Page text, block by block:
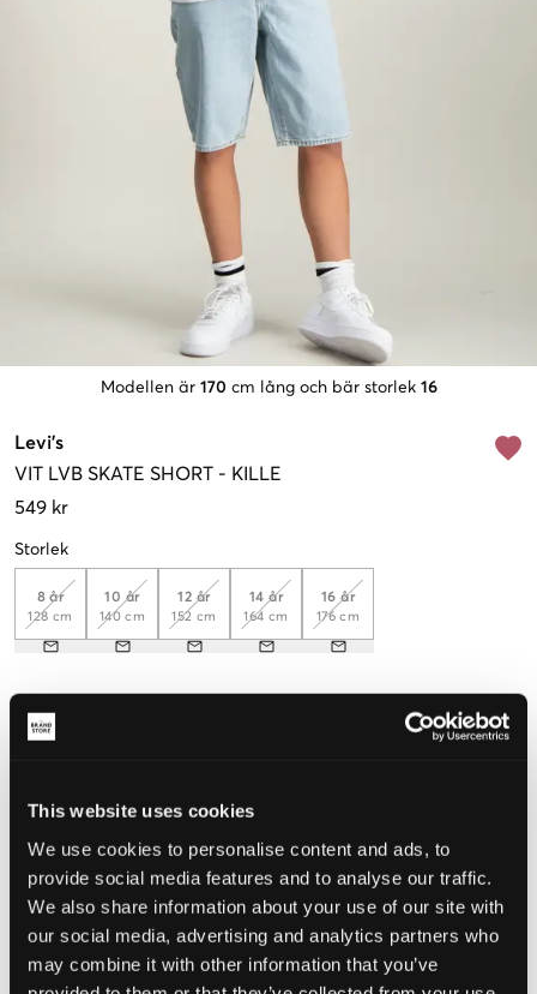
This website uses cookies
We use cookies to personalise content and ads, to
provide social media features and to analyse our traffic.
We also share information about your use of our site with
our social media, advertising and analytics partners who
may combine it with other information that you’ve
Modellen är 170 cm lång och bär storlek 16
Levi's
VIT LVB SKATE SHORT - KILLE
549 kr
Storlek
8 år
128 cm
10 år
140 cm
12 år
152 cm
14 år
164 cm
16 år
176 cm
Upplevd storlek
STORLEKSGUIDE
VÄLJ STORLEK
Fri frakt på beställningar över 699 kr
Öppet köpi 60 dagar
Leverans2-4 vardagar